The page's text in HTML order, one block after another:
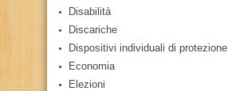
Disabilità
Discariche
Dispositivi individuali di protezione
Economia
Elezioni